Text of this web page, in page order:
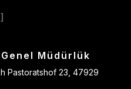
Müdürlük
Pastoratshof 23, 47929